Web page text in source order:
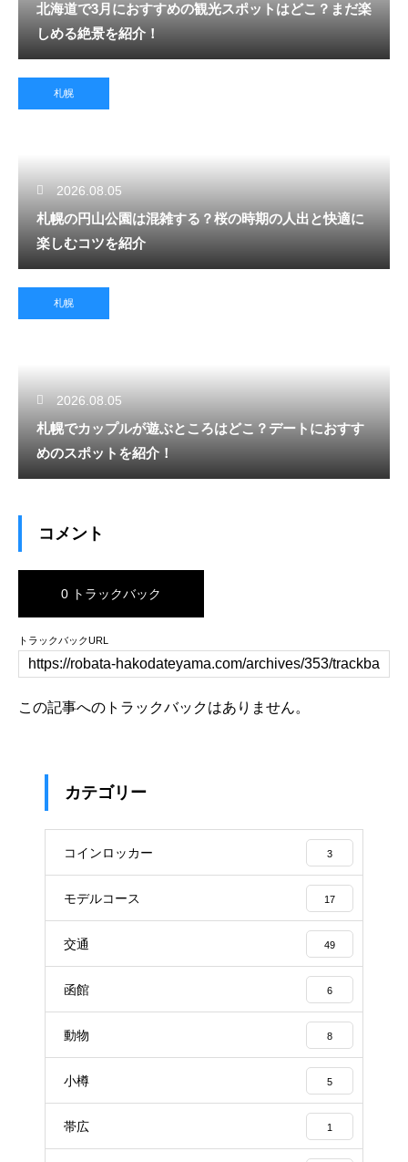
北海道で3月におすすめの観光スポットはどこ？まだ楽
しめる絶景を紹介！
札幌
2026.08.05
札幌の円山公園は混雑する？桜の時期の人出と快適に
楽しむコツを紹介
札幌
2026.08.05
札幌でカップルが遊ぶところはどこ？デートにおすす
めのスポットを紹介！
コメント
0 トラックバック
トラックバックURL
この記事へのトラックバックはありません。
カテゴリー
コインロッカー 3
モデルコース 17
交通 49
函館 6
動物 8
小樽 5
帯広 1